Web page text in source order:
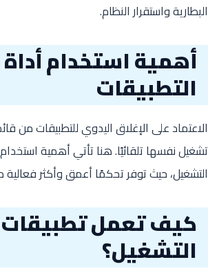
البطارية واستقرار النظام.
أهمية استخدام
التطبيقات
الاعتماد على الإغلاق اليدوي للتطبيقات من
تشغيل نفسها تلقائيًا. هنا تأتي أهمية
التشغيل، حيث توفر تحكمًا أعمق وأكثر فعالية
كيف تعمل تطبيقات
التشغيل؟